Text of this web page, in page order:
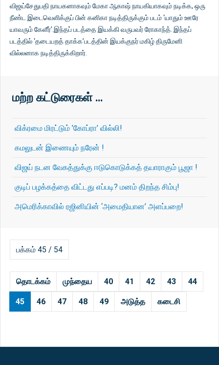
விஜய்சேதுபதி நாயகனாகவும் மேகா ஆகாஷ் நாயகியாகவும் நடிக்க, ஒரு
நீண்ட இடைவெளிக்குப் பின் கனிகா நடித்திருக்கும் படம் ‘யாதும் ஊரே
யாவரும் கேளீர்’.இந்தப் படத்தை இயக்கி வருபவர் ரோகாந்த். இந்தப்
படத்தில் ‘தடையறத் தாக்க’படத்தின் இயக்குநர் மகிழ் திருமேனி
வில்லனாக நடித்திருக்கிறார்.
மற்ற கட்டுரைகள் …
விக்ரமை மிரட்டும் ’கோப்ரா’ வில்லி!
கமலுடன் இணையும் நரேன் !
விஜய் நடன வேகத்துக்கு ஈடுகொடுக்கத் தயாராகும் பூஜா !
குடிப் பழக்கத்தை விட்டது எப்படி? மனம் திறந்த சிம்பு!
அமெரிக்காவில் ரஜினியின் ‘அமைதியான’ அளப்பறை!
பக்கம் 45 / 54
தொடக்கம் முந்தைய 40 41 42 43 44
45 46 47 48 49 அடுத்த கடைசி